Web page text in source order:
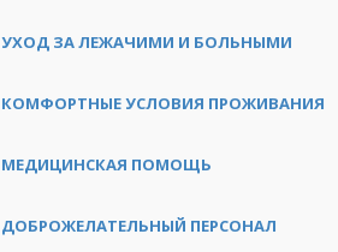
УХОД ЗА ЛЕЖАЧИМИ И БОЛЬНЫМИ
КОМФОРТНЫЕ УСЛОВИЯ ПРОЖИВАНИЯ
МЕДИЦИНСКАЯ ПОМОЩЬ
ДОБРОЖЕЛАТЕЛЬНЫЙ ПЕРСОНАЛ